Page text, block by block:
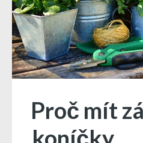
Proč mít